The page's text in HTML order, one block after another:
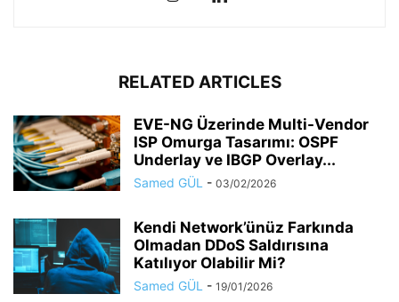
RELATED ARTICLES
EVE-NG Üzerinde Multi-Vendor
ISP Omurga Tasarımı: OSPF
Underlay ve IBGP Overlay...
Samed GÜL - 03/02/2026
Kendi Network’ünüz Farkında
Olmadan DDoS Saldırısına
Katılıyor Olabilir Mi?
Samed GÜL - 19/01/2026